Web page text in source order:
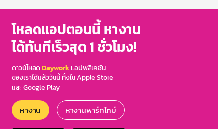
of
โหลดแอปตอนนี้ หางาน
ได้ทันทีเร็วสุด 1 ชั่วโมง!
ดาวน์โหลดDayworkแอปพลิเคชัน
ของเราได้แล้ววันนี้ ทั้งใน Apple Store
และ Google Play
หางาน หางานพาร์ทไทม์